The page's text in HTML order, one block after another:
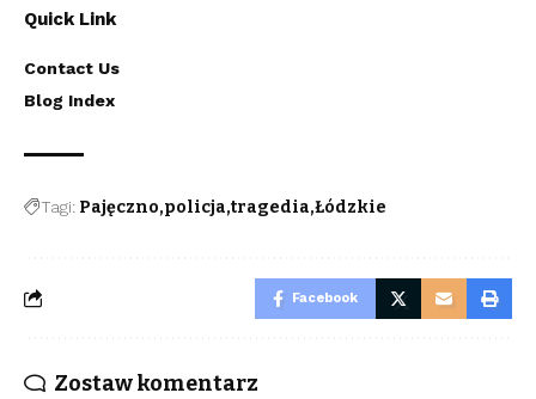
Quick Link
Contact Us
Blog Index
Tagi: Pajęczno policja tragedia Łódzkie
Facebook
Zostaw komentarz